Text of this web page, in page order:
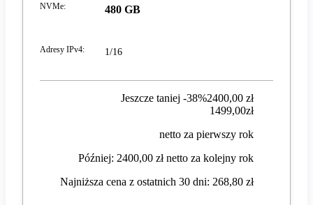
NVMe: 480 GB
Adresy IPv4: 1/16
Jeszcze taniej -38%2400,00 zł
1499,00 zł
1499,00zł
netto za pierwszy rok
Później: 2400,00 zł netto za kolejny rok
Najniższa cena z ostatnich 30 dni: 268,80 zł